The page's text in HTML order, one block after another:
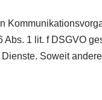
1 lit. f DSGVO
Soweit